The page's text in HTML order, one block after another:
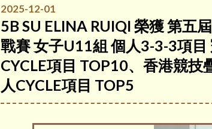
2025-12-01
5B SU ELINA RUIQI 榮獲 第五
戰賽 女子U11組 個人3-3-3項
CYCLE項目 TOP10、香港競
人CYCLE項目 TOP5